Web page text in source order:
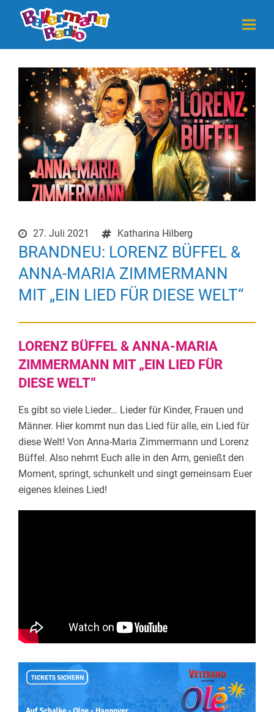
27. Juli 2021 Katharina Hilberg
BRANDNEU: LORENZ BÜFFEL &
ANNA-MARIA ZIMMERMANN
MIT „EIN LIED FÜR DIESE WELT“
LORENZ BÜFFEL & ANNA-MARIA
ZIMMERMANN MIT „EIN LIED FÜR
DIESE WELT“
Es gibt so viele Lieder… Lieder für Kinder, Frauen und
Männer. Hier kommt nun das Lied für alle, ein Lied für
diese Welt! Von Anna-Maria Zimmermann und Lorenz
Büffel. Also nehmt Euch alle in den Arm, genießt den
Moment, springt, schunkelt und singt gemeinsam Euer
eigenes kleines Lied!